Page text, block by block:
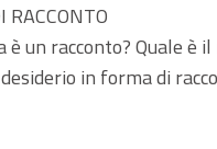
RACCONTO
è un racconto? Quale
in forma di